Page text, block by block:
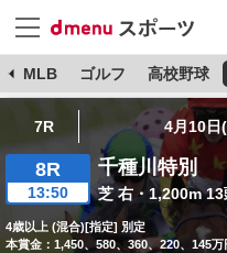
MLB ゴルフ 高校野球
7R 4月10日
8R
13:50
千種川特別
芝 右・1,200m 13
4歳以上 (混合)[指定] 別定
本賞金：1,450、580、360、220、145万